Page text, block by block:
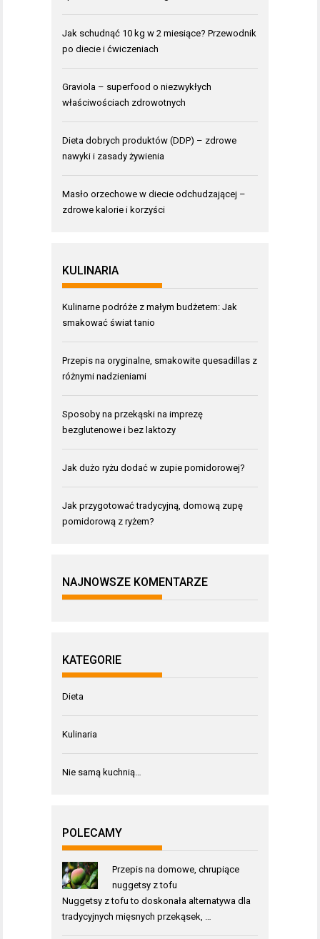
Jak schudnąć 10 kg w 2 miesiące? Przewodnik
po diecie i ćwiczeniach
Graviola – superfood o niezwykłych
właściwościach zdrowotnych
Dieta dobrych produktów (DDP) – zdrowe
nawyki i zasady żywienia
Masło orzechowe w diecie odchudzającej –
zdrowe kalorie i korzyści
KULINARIA
Kulinarne podróże z małym budżetem: Jak
smakować świat tanio
Przepis na oryginalne, smakowite quesadillas z
różnymi nadzieniami
Sposoby na przekąski na imprezę
bezglutenowe i bez laktozy
Jak dużo ryżu dodać w zupie pomidorowej?
Jak przygotować tradycyjną, domową zupę
pomidorową z ryżem?
NAJNOWSZE KOMENTARZE
KATEGORIE
Dieta
Kulinaria
Nie samą kuchnią…
POLECAMY
Przepis na domowe, chrupiące
nuggetsy z tofu
Nuggetsy z tofu to doskonała alternatywa dla
tradycyjnych mięsnych przekąsek, …